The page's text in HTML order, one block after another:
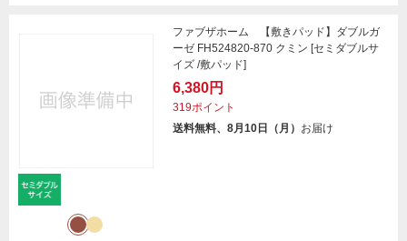
ファブザホーム 【敷きパッド】ダブルガ
ーゼ FH524820-870 クミン [セミダブルサ
イズ /敷パッド]
6,380円
319ポイント
送料無料、8月10日（月） お届け